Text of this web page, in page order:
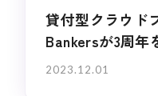
貸付型クラウド
Bankersが3周年
2023.12.01